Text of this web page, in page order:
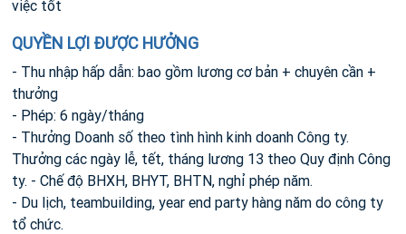
việc tốt
QUYỀN LỢI ĐƯỢC HƯỞNG
- Thu nhập hấp dẫn: bao gồm lương cơ bản + chuyên cần +
thưởng
- Phép: 6 ngày/tháng
- Thưởng Doanh số theo tình hình kinh doanh Công ty.
Thưởng các ngày lễ, tết, tháng lương 13 theo Quy định Công
ty. - Chế độ BHXH, BHYT, BHTN, nghỉ phép năm.
- Du lịch, teambuilding, year end party hàng năm do công ty
tổ chức.